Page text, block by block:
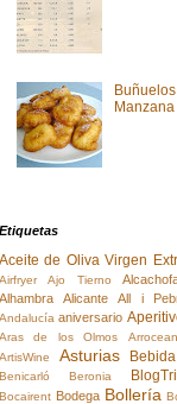
Manzana
Etiquetas
Aceite de Oliva Virgen
Airfryer
Ajo Tierno
Alhambra Alicante All i
Andalucía aniversario
Aras de los Olmos
ArtisWine Asturias Bebida
Benicarló
Beronia
Bocairent Bodega Bollería